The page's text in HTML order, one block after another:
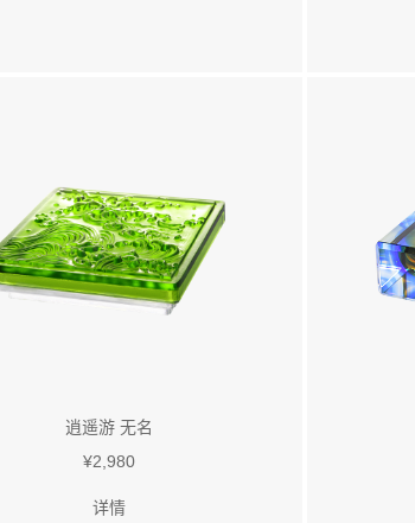
逍遥游 无名
¥2,980
详情